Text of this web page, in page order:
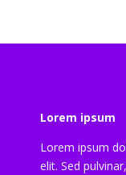
Lorem ipsum
Lorem ipsum
elit. Sed